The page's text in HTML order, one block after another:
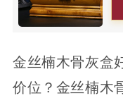
金丝楠木骨灰盒
价位？金丝楠木